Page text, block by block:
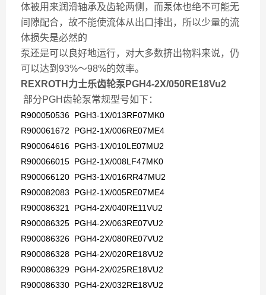
体被用来润滑轴承及齿轮两侧，而泵体也绝不可能无
间隙配合，故不能使流体从出口排出，所以少量的流
体损失是必然的
泵还是可以良好地运行，对大多数挤出物料来说，仍
可以达到93%～98%的效率。
REXROTH力士乐齿轮泵PGH4-2X/050RE18Vu2
部分PGH齿轮泵常规型号如下：
R900050536 PGH3-1X/013RF07MK0
R900061672 PGH2-1X/006RE07ME4
R900064616 PGH3-1X/010LE07MU2
R900066015 PGH2-1X/008LF47MK0
R900066120 PGH3-1X/016RR47MU2
R900082083 PGH2-1X/005RE07ME4
R900086321 PGH4-2X/040RE11VU2
R900086325 PGH4-2X/063RE07VU2
R900086326 PGH4-2X/080RE07VU2
R900086328 PGH4-2X/020RE18VU2
R900086329 PGH4-2X/025RE18VU2
R900086330 PGH4-2X/032RE18VU2